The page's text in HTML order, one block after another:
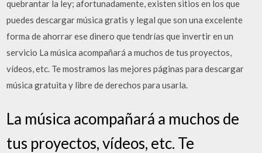
quebrantar la ley; afortunadamente, existen sitios en los que
puedes descargar música gratis y legal que son una excelente
forma de ahorrar ese dinero que tendrías que invertir en un
servicio La música acompañará a muchos de tus proyectos,
vídeos, etc. Te mostramos las mejores páginas para descargar
música gratuita y libre de derechos para usarla.
La música acompañará a muchos de
tus proyectos, vídeos, etc. Te